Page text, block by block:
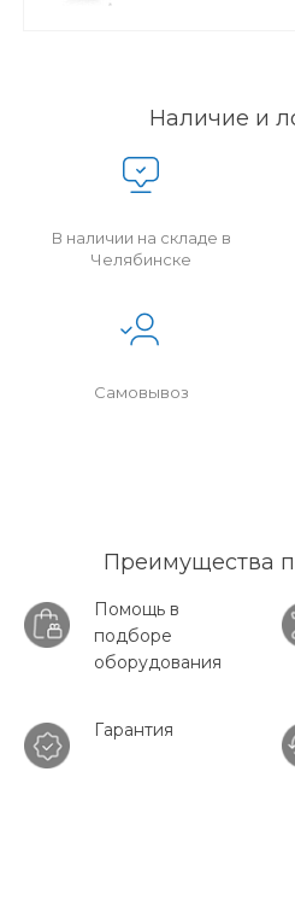
Наличие и
В наличии на складе в
Челябинске
Самовывоз
Преимущества
Помощь в
подборе
оборудования
Гарантия